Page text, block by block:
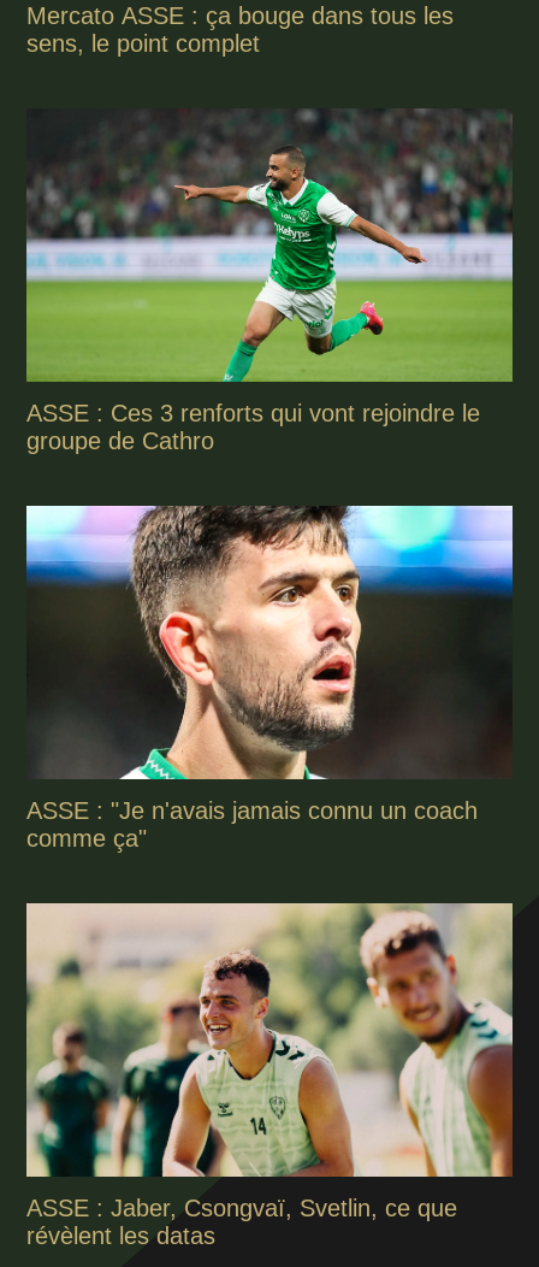
Mercato ASSE : ça bouge dans tous les
sens, le point complet
ASSE : Ces 3 renforts qui vont rejoindre le
groupe de Cathro
ASSE : "Je n'avais jamais connu un coach
comme ça"
ASSE : Jaber, Csongvaï, Svetlin, ce que
révèlent les datas